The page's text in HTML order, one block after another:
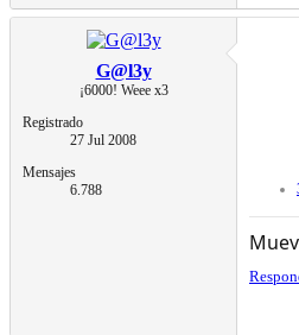
G@l3y
¡6000! Weee x3
Registrado
27 Jul 2008
Mensajes
6.788